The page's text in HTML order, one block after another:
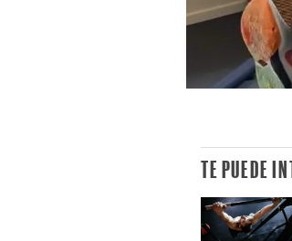
TE PUEDE